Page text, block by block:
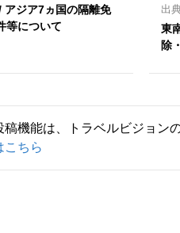
アジア7ヵ国の隔離免
等について
出
東
除
稿機能は、トラベルビジョン
こちら